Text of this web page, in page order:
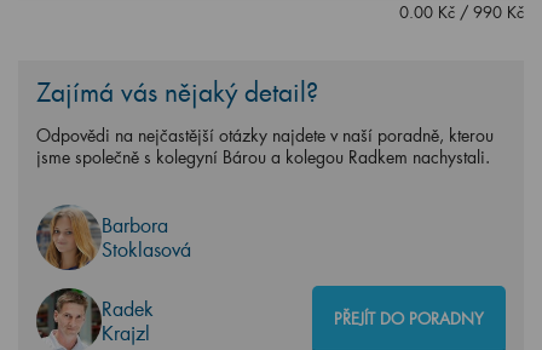
0.00 Kč / 990 Kč
Zajímá vás nějaký detail?
Odpovědi na nejčastější otázky najdete v naší poradně, kterou
jsme společně s kolegyní Bárou a kolegou Radkem nachystali.
Barbora
Stoklasová
Radek
Krajzl
PŘEJÍT DO PORADNY